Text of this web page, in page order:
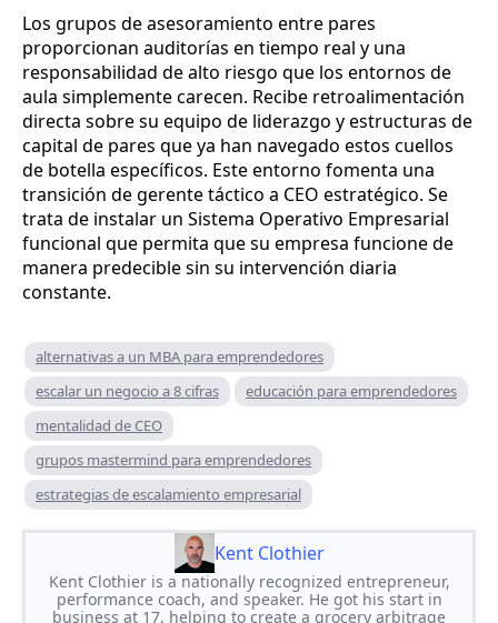
Los grupos de asesoramiento entre pares
proporcionan auditorías en tiempo real y una
responsabilidad de alto riesgo que los entornos de
aula simplemente carecen. Recibe retroalimentación
directa sobre su equipo de liderazgo y estructuras de
capital de pares que ya han navegado estos cuellos
de botella específicos. Este entorno fomenta una
transición de gerente táctico a CEO estratégico. Se
trata de instalar un Sistema Operativo Empresarial
funcional que permita que su empresa funcione de
manera predecible sin su intervención diaria
constante.
alternativas a un MBA para emprendedores
escalar un negocio a 8 cifras
educación para emprendedores
mentalidad de CEO
grupos mastermind para emprendedores
estrategias de escalamiento empresarial
Kent Clothier
Kent Clothier is a nationally recognized entrepreneur,
performance coach, and speaker. He got his start in
business at 17, helping to create a grocery arbitrage